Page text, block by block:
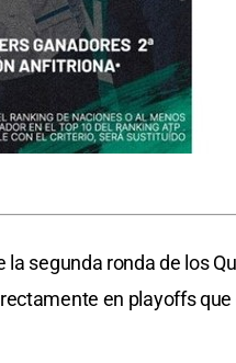
segunda ronda de los
en playoffs